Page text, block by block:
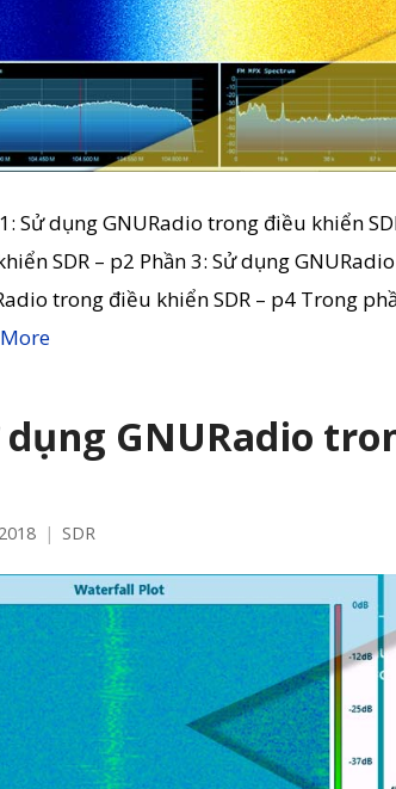
Sử dụng GNURadio trong điều khiển
SDR – p2 Phần 3: Sử dụng
trong điều khiển SDR – p4 Trong
dụng GNURadio
SDR